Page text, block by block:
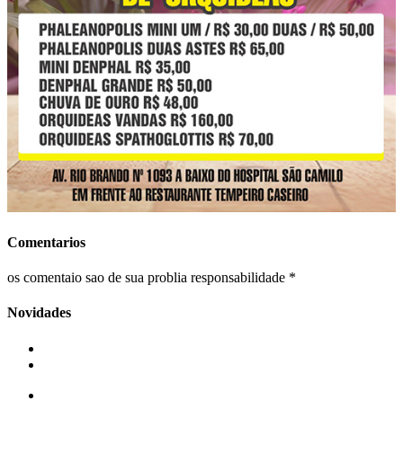
Comentarios
os comentaio sao de sua problia responsabilidade *
Novidades